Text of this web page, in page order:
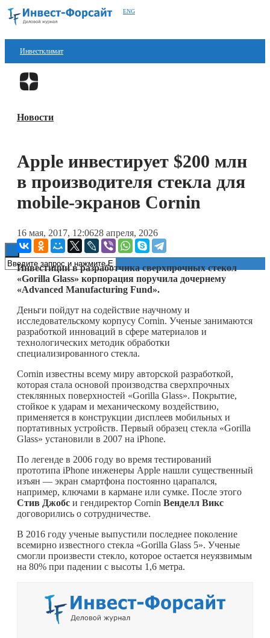
ENG
Инвестклимат
Финансы
Блокчейн
Технологии
Новости
Apple инвестирует $200 млн
в производителя стекла для
mobile-экранов Cornin
16 мая, 2017, 12:0628 апреля, 2026
Инвестиции в разработчика сверхпрочных стекол
«Gorilla Glass» корпорация поручила дочернему
«Advanced Manufacturing Fund».
Деньги пойдут на содействие научному и
исследовательскому корпусу Cornin. Ученые занимаются
разработкой инноваций в сфере материалов и
технологических методик обработки
специализированного стекла.
Cornin известны всему миру авторской разработкой,
которая стала основой производства сверхпрочных
стеклянных поверхностей «Gorilla Glass». Покрытие,
стойкое к ударам и механическому воздействию,
применяется в конструкции дисплеев мобильных и
портативных устройств. Первый образец стекла «Gorilla
Glass» установили в 2007 на iPhone.
По легенде в 2006 году во время тестирований
прототипа iPhone инженеры Apple нашли существенный
изъян — экран смартфона постоянно царапался,
например, ключами в кармане или сумке. После этого
Стив Джобс и гендиректор Cornin Венделл Викс
договорились о сотрудничестве.
В 2016 году ученые выпустили последнее поколение
всемирно известного стекла «Gorilla Glass 5». Ученые
смогли произвести стекло, которое остается неуязвимым
на 80% при падении с высоты 1,6 метра.